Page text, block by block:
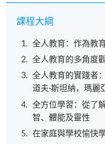
課程大綱
全人教育：作為教
全人教育的多角度
全人教育的實踐者
道夫·斯坦納，瑪麗
全方位學習：從了
智、體能及靈性
在家庭與學校愉快